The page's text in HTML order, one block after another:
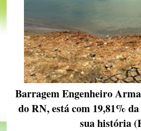
Barragem Engenheiro
do RN, está com 19,81%
sua história